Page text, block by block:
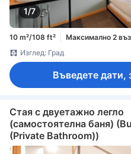
1/7
10 m²/108 ft² Максимално 2
Изглед: Град
Въведете дати,
Стая с двуетажно легло
(самостоятелна баня)
(Private Bathroom))